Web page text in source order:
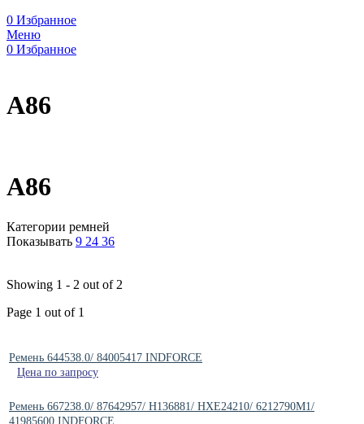
0 Избранное
Меню
0 Избранное
A86
A86
Категории ремней
Показывать 9 24 36
Showing 1 - 2 out of 2
Page 1 out of 1
Ремень 644538.0/ 84005417 INDFORCE
Цена по запросу
Ремень 667238.0/ 87642957/ H136881/ HXE24210/ 6212790M1/
41985600 INDFORCE